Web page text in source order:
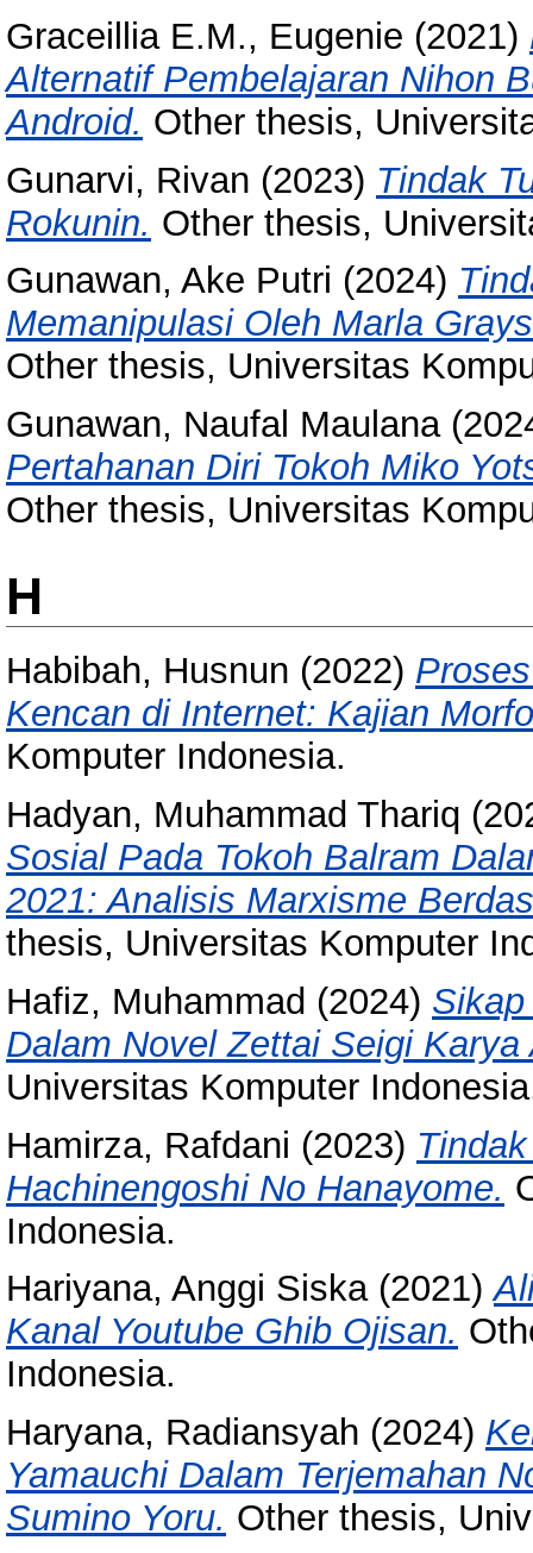
Graceillia E.M., Eugenie (2021)
Alternatif Pembelajaran Nihon
Android. Other thesis,
Gunarvi, Rivan (2023) Tindak
Rokunin. Other thesis,
Gunawan, Ake Putri (2024)
Memanipulasi Oleh Marla
Other thesis, Universitas
Gunawan, Naufal Maulana
Pertahanan Diri Tokoh Miko
Other thesis, Universitas
H
Habibah, Husnun (2022)
Kencan di Internet: Kajian
Komputer Indonesia.
Hadyan, Muhammad Thariq
Sosial Pada Tokoh Balram
2021: Analisis Marxisme
thesis, Universitas Komputer
Hafiz, Muhammad (2024)
Dalam Novel Zettai Seigi
Universitas Komputer
Hamirza, Rafdani (2023)
Hachinengoshi No Hanayome.
Indonesia.
Hariyana, Anggi Siska(2021)
Kanal Youtube Ghib Ojisan.
Indonesia.
Haryana, Radiansyah (2024)
Yamauchi Dalam Terjemahan
Sumino Yoru. Other thesis,